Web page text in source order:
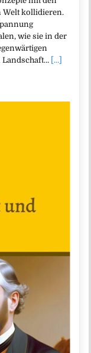
Welt kollidieren.
wie sie in der
Landschaft… [...]